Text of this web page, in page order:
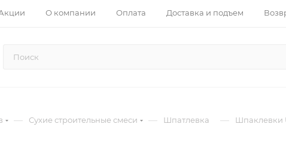
О компании Оплата Доставка и подъем
— Сухие строительные смеси — Шпатлевка — Шпаклевки